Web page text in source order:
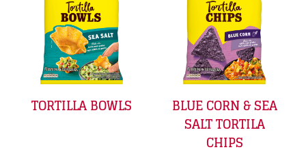
TORTILLA BOWLS
BLUE CORN & SEA
SALT TORTILA
CHIPS